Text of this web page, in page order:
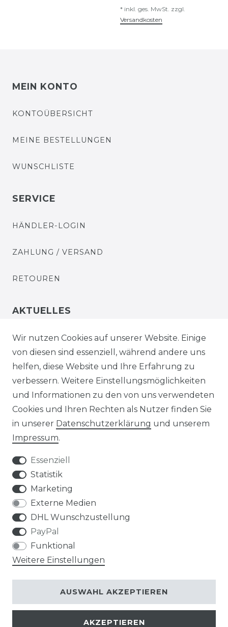
* inkl. ges. MwSt. zzgl.
Versandkosten
MEIN KONTO
KONTOÜBERSICHT
MEINE BESTELLUNGEN
WUNSCHLISTE
SERVICE
HÄNDLER-LOGIN
ZAHLUNG / VERSAND
RETOUREN
AKTUELLES
STELLENANGEBOTE
NEWSLETTER
Impressum
AGB
VERTRAG WIDERRUFEN
Wir nutzen Cookies auf unserer Website. Einige
von diesen sind essenziell, während andere uns
helfen, diese Website und Ihre Erfahrung zu
verbessern. Weitere Einstellungsmöglichkeiten
und Informationen zu den von uns verwendeten
Cookies und Ihren Rechten als Nutzer finden Sie
in unserer Daten­schutz­erklärung und unserem
Impressum.
Essenziell
Statistik
Marketing
Externe Medien
DHL Wunschzustellung
PayPal
Funktional
Weitere Einstellungen
AKZEPTIEREN
AUSWAHL AKZEPTIEREN